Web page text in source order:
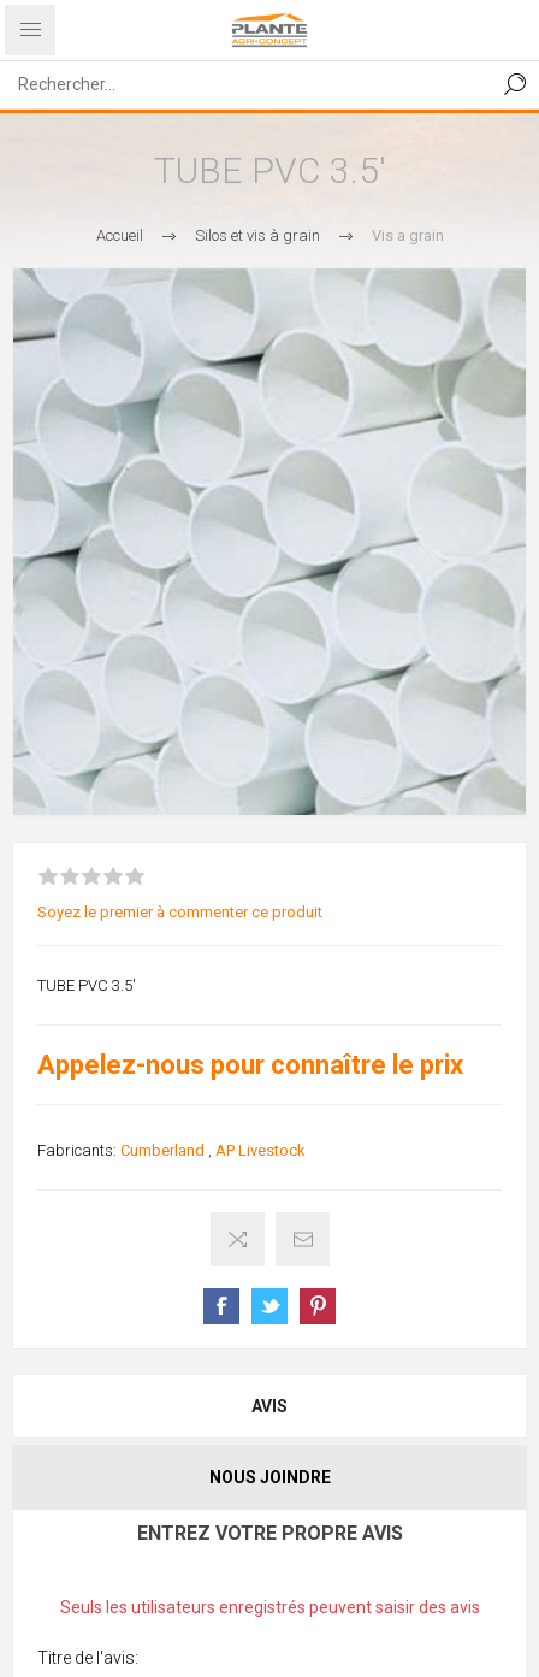
TUBE PVC 3.5'
Accueil Silos et vis à grain Vis a grain
Soyez le premier à commenter ce produit
TUBE PVC 3.5'
Appelez-nous pour connaître le prix
Fabricants: Cumberland , AP Livestock
AVIS
NOUS JOINDRE
ENTREZ VOTRE PROPRE AVIS
Seuls les utilisateurs enregistrés peuvent saisir des avis
Titre de l'avis: